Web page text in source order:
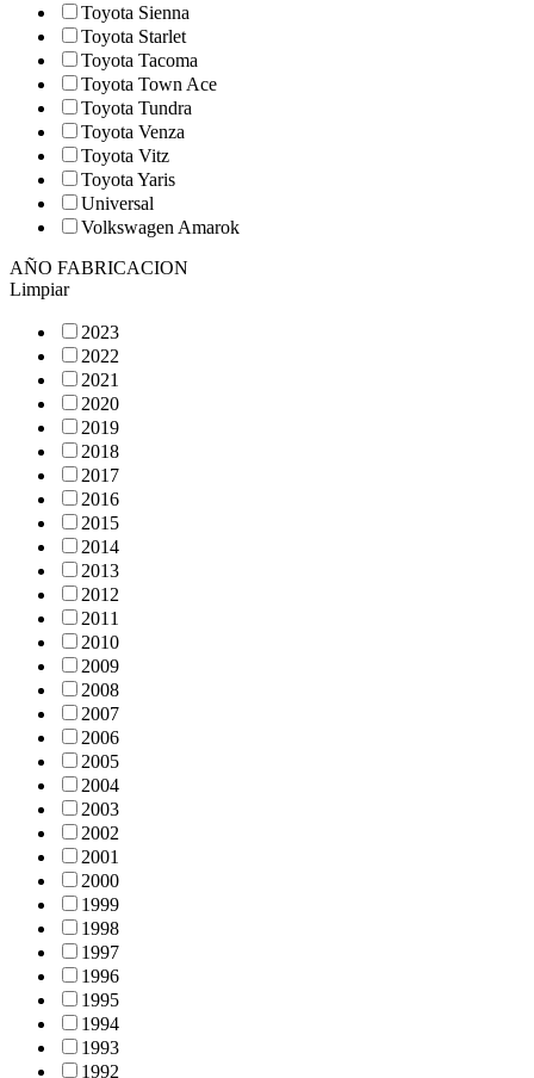
Toyota Sienna
Toyota Starlet
Toyota Tacoma
Toyota Town Ace
Toyota Tundra
Toyota Venza
Toyota Vitz
Toyota Yaris
Universal
Volkswagen Amarok
AÑO FABRICACION
Limpiar
2023
2022
2021
2020
2019
2018
2017
2016
2015
2014
2013
2012
2011
2010
2009
2008
2007
2006
2005
2004
2003
2002
2001
2000
1999
1998
1997
1996
1995
1994
1993
1992